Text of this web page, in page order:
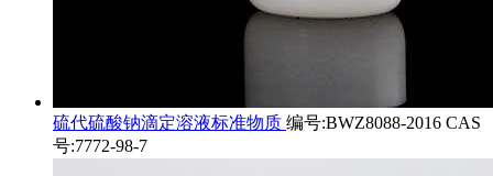
硫代硫酸钠滴定溶液标准物质 编号:BWZ8088-2016 CAS
号:7772-98-7